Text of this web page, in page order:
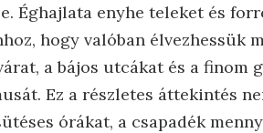
Éghajlata enyhe teleket és
hogy valóban élvezhessük
a bájos utcákat és a finom
Ez a részletes áttekintés
órákat, a csapadék